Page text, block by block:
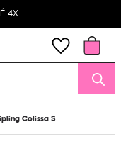
4X
Colissa S